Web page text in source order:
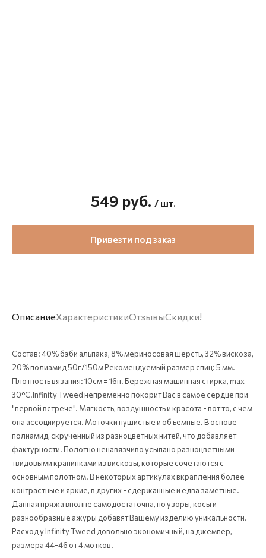
ОписаниеХарактеристикиОтзывыСкидки!
Состав: 40% бэби альпака, 8% мериносовая шерсть, 32% вискоза,
20% полиамид 50г/150м Рекомендуемый размер спиц: 5 мм.
Плотность вязания: 10см = 16п. Бережная машинная стирка, max
30°C.Infinity Tweed непременно покорит Вас в самое сердце при
"первой встрече". Мягкость, воздушность и красота - вот то, с чем
она ассоциируется. Моточки пушистые и объемные. В основе
полиамид, скрученный из разноцветных нитей, что добавляет
фактурности. Полотно ненавязчиво усыпано разноцветными
твидовыми крапинками из вискозы, которые сочетаются с
основным полотном. В некоторых артикулах вкрапления более
контрастные и яркие, в других - сдержанные и едва заметные.
Данная пряжа вполне самодостаточна, но узоры, косы и
разнообразные ажуры добавят Вашему изделию уникальности.
Расход у Infinity Tweed довольно экономичный, на джемпер,
размера 44-46 от 4 мотков.
549 руб. / шт.
Привезти под заказ